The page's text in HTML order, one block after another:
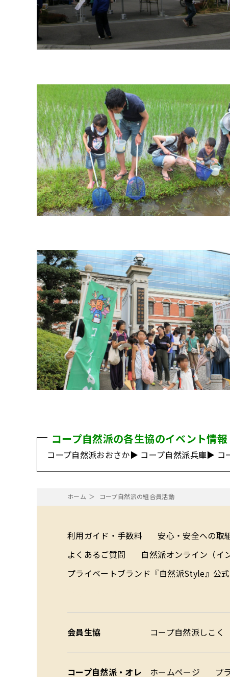
コープ自然派の各生協のイベント情報
コープ自然派おおさか▶ コープ自然派兵庫▶ コ
ホーム コープ自然派の組合員活動
利用ガイド・手数料 安心・安全への取
よくあるご質問
自然派オンライン（イ
プライベートブランド『自然派Style』公
会員生協 コープ自然派しこく
コープ自然派・オレ ホームページ プ